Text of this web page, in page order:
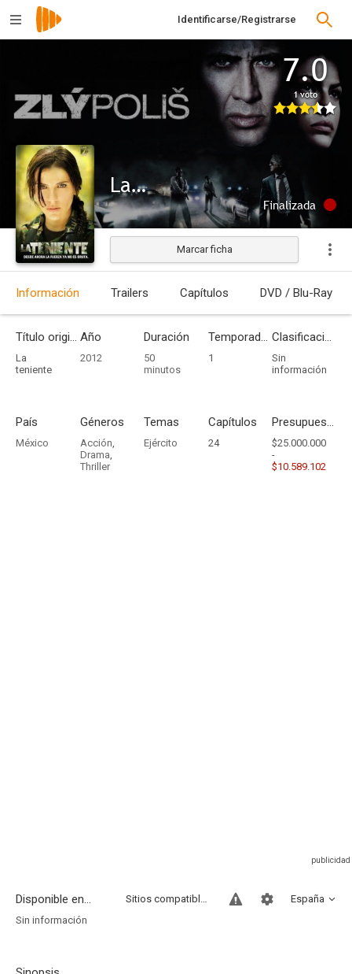
Identificarse/Registrarse
7.0
1 voto
La teniente
Finalizada
Marcar ficha
Información Trailers Capítulos DVD / Blu-Ray
Título original
La
teniente
Año
2012
Duración
50
minutos
Temporadas
1
Clasificación por edades
Sin
información
País
México
Géneros
Acción,
Drama,
Thriller
Temas
Ejército
Capítulos
24
Presupuesto - Ingresos
$25.000.000
-
$10.589.102
Disponible en... España
Sitios compatibles
Sin información